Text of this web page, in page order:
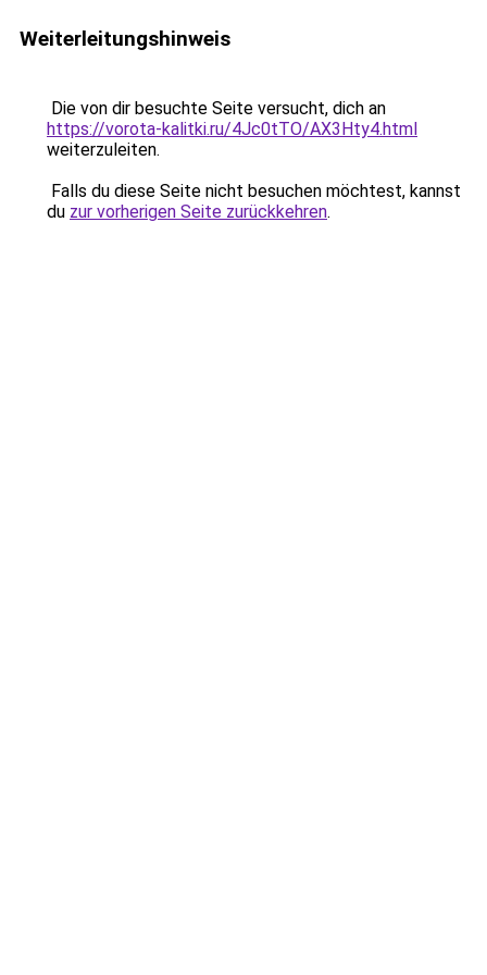
Weiterleitungshinweis
Die von dir besuchte Seite versucht, dich an
https://vorota-kalitki.ru/4Jc0tTO/AX3Hty4.html
weiterzuleiten.
Falls du diese Seite nicht besuchen möchtest, kannst
du zur vorherigen Seite zurückkehren.